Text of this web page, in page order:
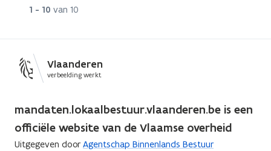
Rij
1 - 10 van 10
Vlaanderen
verbeelding werkt
mandaten.lokaalbestuur.vlaanderen.be is een
officiële website van de Vlaamse overheid
Uitgegeven door Agentschap Binnenlands Bestuur